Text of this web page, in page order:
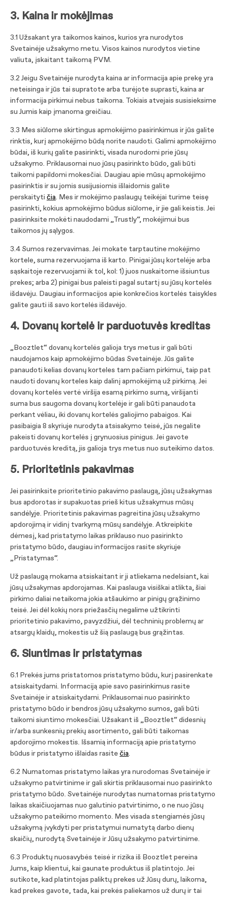
3. Kaina ir mokėjimas
3.1 Užsakant yra taikomos kainos, kurios yra nurodytos
Svetainėje užsakymo metu. Visos kainos nurodytos vietine
valiuta, įskaitant taikomą PVM.
3.2 Jeigu Svetainėje nurodyta kaina ar informacija apie prekę yra
neteisinga ir jūs tai supratote arba turėjote suprasti, kaina ar
informacija pirkimui nebus taikoma. Tokiais atvejais susisieksime
su Jumis kaip įmanoma greičiau.
3.3 Mes siūlome skirtingus apmokėjimo pasirinkimus ir jūs galite
rinktis, kurį apmokėjimo būdą norite naudoti. Galimi apmokėjimo
būdai, iš kurių galite pasirinkti, visada nurodomi prie jūsų
užsakymo. Priklausomai nuo jūsų pasirinkto būdo, gali būti
taikomi papildomi mokesčiai. Daugiau apie mūsų apmokėjimo
pasirinktis ir su jomis susijusiomis išlaidomis galite
perskaityti čia. Mes ir mokėjimo paslaugų teikėjai turime teisę
pasirinkti, kokius apmokėjimo būdus siūlome, ir jie gali keistis. Jei
pasirinksite mokėti naudodami „Trustly“, mokėjimui bus
taikomos jų sąlygos.
3.4 Sumos rezervavimas. Jei mokate tarptautine mokėjimo
kortele, suma rezervuojama iš karto. Pinigai jūsų kortelėje arba
sąskaitoje rezervuojami ik tol, kol: 1) juos nuskaitome išsiuntus
prekes; arba 2) pinigai bus paleisti pagal sutartį su jūsų kortelės
išdavėju. Daugiau informacijos apie konkrečios kortelės taisykles
galite gauti iš savo kortelės išdavėjo.
4. Dovanų kortelė ir parduotuvės kreditas
„Booztlet“ dovanų kortelės galioja trys metus ir gali būti
naudojamos kaip apmokėjimo būdas Svetainėje. Jūs galite
panaudoti kelias dovanų korteles tam pačiam pirkimui, taip pat
naudoti dovanų korteles kaip dalinį apmokėjimą už pirkimą. Jei
dovanų kortelės vertė viršija esamą pirkimo sumą, viršijanti
suma bus saugoma dovanų kortelėje ir gali būti panaudota
perkant vėliau, iki dovanų kortelės galiojimo pabaigos. Kai
pasibaigia 8 skyriuje nurodyta atsisakymo teisė, jūs negalite
pakeisti dovanų kortelės į grynuosius pinigus. Jei gavote
parduotuvės kreditą, jis galioja trys metus nuo suteikimo datos.
5. Prioritetinis pakavimas
Jei pasirinksite prioritetinio pakavimo paslaugą, jūsų užsakymas
bus apdorotas ir supakuotas prieš kitus užsakymus mūsų
sandėlyje. Prioritetinis pakavimas pagreitina jūsų užsakymo
apdorojimą ir vidinį tvarkymą mūsų sandėlyje. Atkreipkite
dėmesį, kad pristatymo laikas priklauso nuo pasirinkto
pristatymo būdo, daugiau informacijos rasite skyriuje
„Pristatymas“.
Už paslaugą mokama atsiskaitant ir ji atliekama nedelsiant, kai
jūsų užsakymas apdorojamas. Kai paslauga visiškai atlikta, šiai
pirkimo daliai netaikoma jokia atšaukimo ar pinigų grąžinimo
teisė. Jei dėl kokių nors priežasčių negalime užtikrinti
prioritetinio pakavimo, pavyzdžiui, dėl techninių problemų ar
atsargų klaidų, mokestis už šią paslaugą bus grąžintas.
6. Siuntimas ir pristatymas
6.1 Prekės jums pristatomos pristatymo būdu, kurį pasirenkate
atsiskaitydami. Informaciją apie savo pasirinkimus rasite
Svetainėje ir atsiskaitydami. Priklausomai nuo pasirinkto
pristatymo būdo ir bendros jūsų užsakymo sumos, gali būti
taikomi siuntimo mokesčiai. Užsakant iš „Booztlet“ didesnių
ir/arba sunkesnių prekių asortimento, gali būti taikomas
apdorojimo mokestis. Išsamią informaciją apie pristatymo
būdus ir pristatymo išlaidas rasite čia.
6.2 Numatomas pristatymo laikas yra nurodomas Svetainėje ir
užsakymo patvirtinime ir gali skirtis priklausomai nuo pasirinkto
pristatymo būdo. Svetainėje nurodytas numatomas pristatymo
laikas skaičiuojamas nuo galutinio patvirtinimo, o ne nuo jūsų
užsakymo pateikimo momento. Mes visada stengiamės jūsų
užsakymą įvykdyti per pristatymui numatytą darbo dienų
skaičių, nurodytą Svetainėje ir Jūsų užsakymo patvirtinime.
6.3 Produktų nuosavybės teisė ir rizika iš Booztlet pereina
Jums, kaip klientui, kai gaunate produktus iš platintojo. Jei
sutikote, kad platintojas paliktų prekes už Jūsų durų, laikoma,
kad prekes gavote, tada, kai prekės paliekamos už durų ir tai